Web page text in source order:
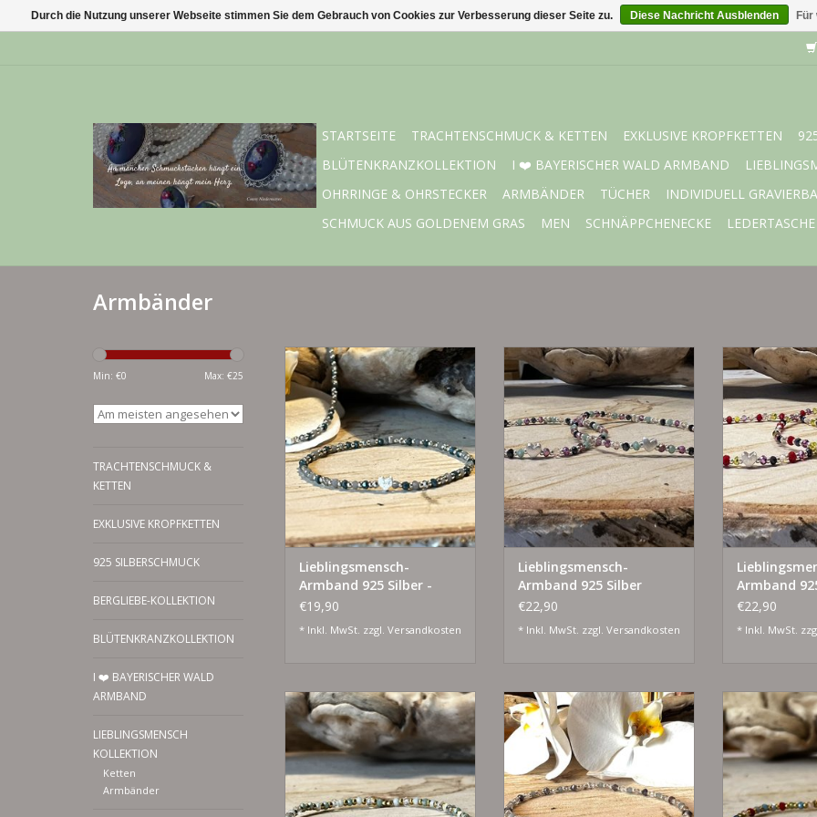
STARTSEITE TRACHTENSCHMUCK & KETTEN EXKLUSIVE KROPFKETTEN
BLÜTENKRANZKOLLEKTION
I ❤️ BAYERISCHER WALD ARMBAND
OHRRINGE & OHRSTECKER
ARMBÄNDER TÜCHER INDIVIDUELL
SCHMUCK AUS GOLDENEM GRAS
MEN SCHNÄPPCHENECKE
Armbänder
Min: €0 Max: €25
TRACHTENSCHMUCK &
KETTEN
EXKLUSIVE KROPFKETTEN
925 SILBERSCHMUCK
BERGLIEBE-KOLLEKTION
BLÜTENKRANZKOLLEKTION
I ❤️ BAYERISCHER WALD
ARMBAND
LIEBLINGSMENSCH
KOLLEKTION
Ketten
Armbänder
925 Silber und Silber vergoldet
ZUM WARENKORB HINZUFÜGEN
Lieblingsmensch-
Armband 925 Silber -
grau petrol
€19,90
* Inkl. MwSt. zzgl. Versandkosten
925 Silber und Silber vergoldet
ZUM WARENKORB HINZUFÜGEN
Lieblingsmensch-
Armband 925 Silber
€22,90
* Inkl. MwSt. zzgl. Versandkosten
925 Silber und
ZUM
Armband
€22,90
* Inkl. MwSt.
925 Silber und Silber vergoldet
ZUM WARENKORB HINZUFÜGEN
925 Silber und Silber vergoldet
ZUM WARENKORB HINZUFÜGEN
925 Silber
ZUM
Durch die Nutzung unserer Webseite stimmen Sie dem Gebrauch von Cookies zur Verbesserung dieser Seite zu. Diese Nachricht Ausblenden